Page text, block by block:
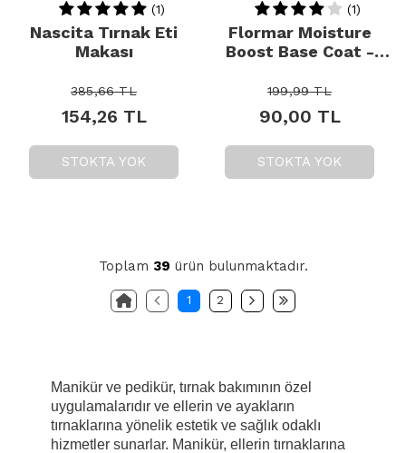
(1)
Nascita Tırnak Eti
Makası
385,66TL
154,26 TL
STOKTA YOK
(1)
Flormar Moisture
Boost Base Coat -
Bazı 11ml
199,99TL
90,00 TL
STOKTA YOK
Toplam 39 ürün bulunmaktadır.
1 2
Manikür ve pedikür, tırnak bakımının özel
uygulamalarıdır ve ellerin ve ayakların
tırnaklarına yönelik estetik ve sağlık odaklı
hizmetler sunarlar. Manikür, ellerin tırnaklarına